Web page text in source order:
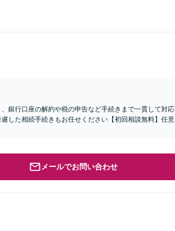
銀行口座の解約や税の申告など手続きまで一貫して対応
した相続手続きもお任せください【初回相談無料】任意
メールでお問い合わせ